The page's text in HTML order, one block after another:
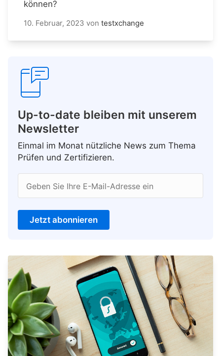
können?
10. Februar, 2023 von testxchange
Up-to-date bleiben mit unserem
Newsletter
Einmal im Monat nützliche News zum Thema
Prüfen und Zertifizieren.
Geben Sie Ihre E-Mail-Adresse ein
Jetzt abonnieren